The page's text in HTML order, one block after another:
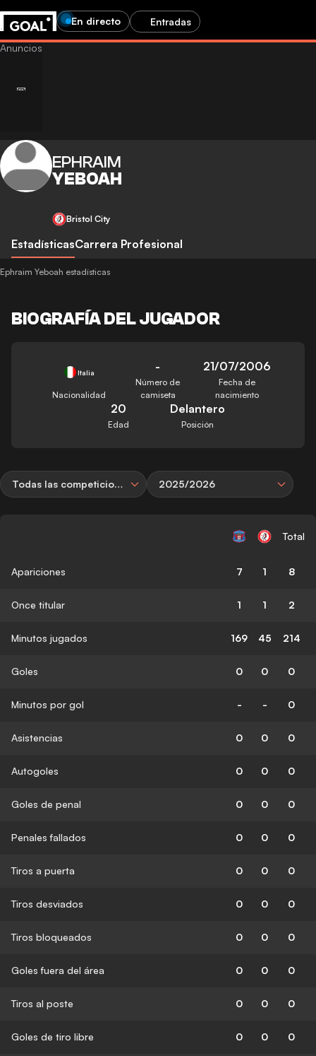
En directo Entradas
EPHRAIM
YEBOAH
Bristol City
EstadísticasCarrera Profesional
Ephraim Yeboah estadísticas
BIOGRAFÍA DEL JUGADOR
Italia
Nacionalidad
-
Número de
camiseta
21/07/2006
Fecha de
nacimiento
20
Edad
Delantero
Posición
Todas las competiciones 2025/2026
Total
Apariciones 7 1 8
Once titular 1 1 2
Minutos jugados 169 45 214
Goles 0 0 0
Minutos por gol - - 0
Asistencias 0 0 0
Autogoles 0 0 0
Goles de penal 0 0 0
Penales fallados 0 0 0
Tiros a puerta 0 0 0
Tiros desviados 0 0 0
Tiros bloqueados 0 0 0
Goles fuera del área 0 0 0
Tiros al poste 0 0 0
Goles de tiro libre 0 0 0